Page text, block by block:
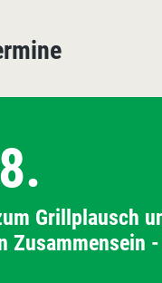
Grillplausch
Zusammensein -